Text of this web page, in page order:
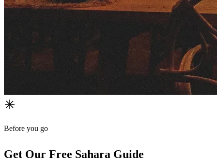
Before you go
Get Our Free Sahara Guide